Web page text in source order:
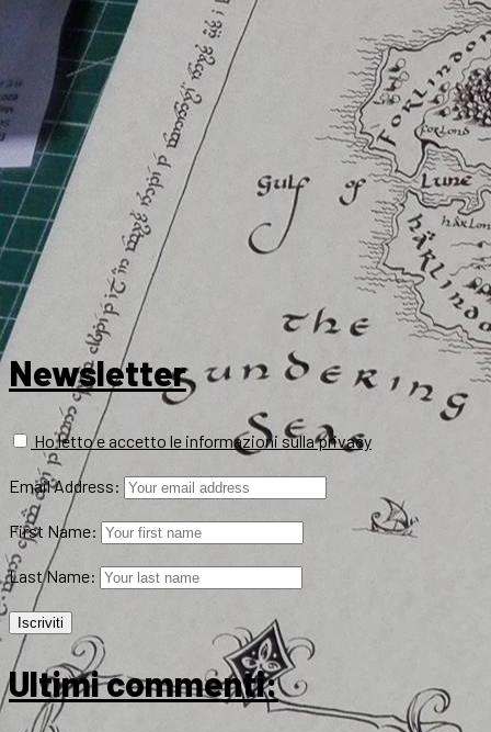
Newsletter
Ho letto e accetto le informazioni sulla privacy
Email Address:
First Name:
Last Name:
Ultimi commenti: